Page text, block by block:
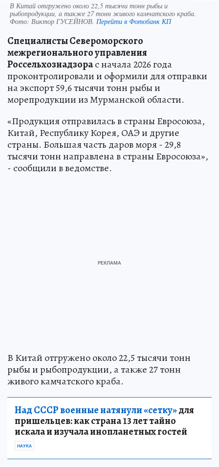
В Китай отгружено около 22,5 тысячи тонн рыбы и
рыбопродукции, а также 27 тонн живого камчатского краба.
Фото: Виктор ГУСЕЙНОВ. Перейти в Фотобанк КП
Специалисты Североморского
межрегионального управления
Россельхознадзорас начала 2026 года
проконтролировали и оформили для отправки
на экспорт 59,6 тысячи тонн рыбы и
морепродукции из Мурманской области.
«Продукция отправилась в страны Евросоюза,
Китай, Республику Корея, ОАЭ и другие
страны. Большая часть даров моря - 29,8
тысячи тонн направлена в страны Евросоюза»,
- сообщили в ведомстве.
В Китай отгружено около 22,5 тысячи тонн
рыбы и рыбопродукции, а также 27 тонн
живого камчатского краба.
Над СССР военные натянули «сетку»для
пришельцев: как страна 13 лет тайно
искала и изучала инопланетных гостей
НАУКА